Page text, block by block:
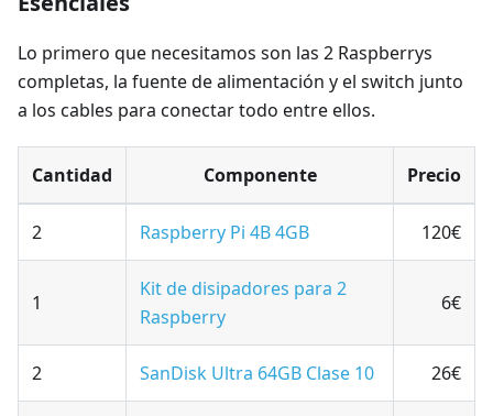
Lo primero que necesitamos son las 2 Raspberrys
completas, la fuente de alimentación y el switch junto
a los cables para conectar todo entre ellos.
Cantidad Componente Precio
2 Raspberry Pi 4B 4GB 120€
1
Kit de disipadores para 2
Raspberry
6€
2 SanDisk Ultra 64GB Clase 10 26€